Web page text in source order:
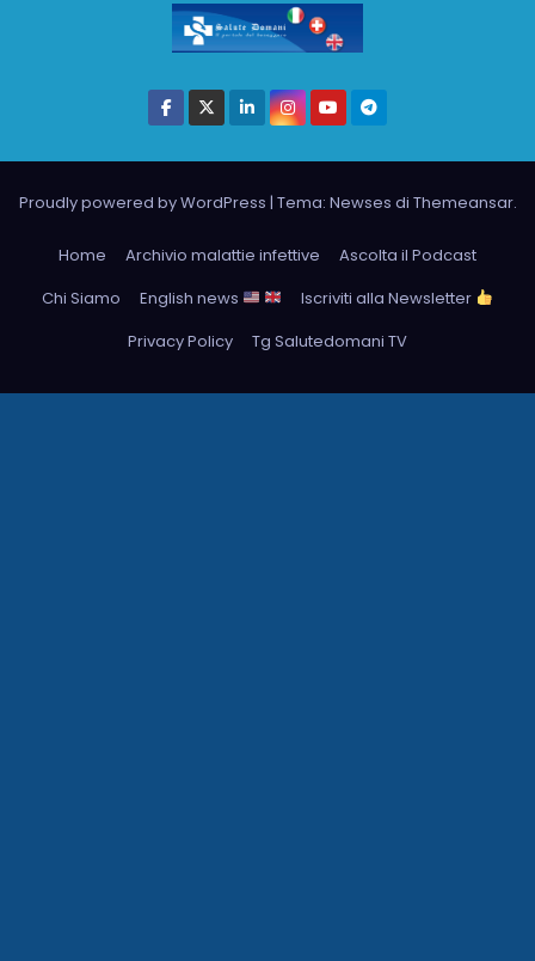
Proudly powered by WordPress | Tema: Newses di Themeansar.
Home Archivio malattie infettive
Ascolta il Podcast
Chi Siamo
English news
Iscriviti alla Newsletter
Privacy Policy
Tg Salutedomani TV